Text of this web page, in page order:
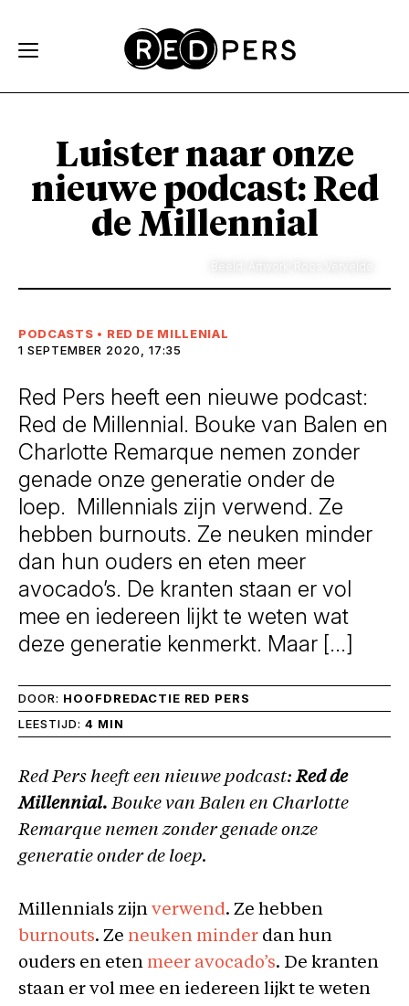
Luister naar onze
nieuwe podcast: Red
de Millennial
PODCASTS • RED DE MILLENIAL
1 SEPTEMBER 2020, 17:35
Red Pers heeft een nieuwe podcast:
Red de Millennial. Bouke van Balen en
Charlotte Remarque nemen zonder
genade onze generatie onder de
loep. Millennials zijn verwend. Ze
hebben burnouts. Ze neuken minder
dan hun ouders en eten meer
avocado’s. De kranten staan er vol
mee en iedereen lijkt te weten wat
deze generatie kenmerkt. Maar […]
DOOR: HOOFDREDACTIE RED PERS
LEESTIJD: 4 MIN
Red Pers heeft een nieuwe podcast:Red de
Millennial. Bouke van Balen en Charlotte
Remarque nemen zonder genade onze
generatie onder de loep.
Millennials zijn verwend. Ze hebben
burnouts. Ze neuken minder dan hun
ouders en eten meer avocado’s. De kranten
staan er vol mee en iedereen lijkt te weten